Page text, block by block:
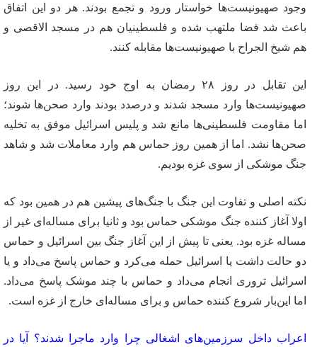
وجود صهیونیست‌ها خواستار ورود و تجمع بودند. هر دو این اتفاق
باعث شد فضا ملتهب شده و فلسطینیان هم در مسجد الاقصی و
هم شیخ الجراح با صهیونیست‌ها مقابله کنند.
این تقابل در روز ۲۸ رمضان به اوج خود رسید. در این روز
صهیونیست‌ها وارد مسجد شدند و درصدد بودند وارد صحن‌ها شوند؛
اما مقاومت فلسطینی‌ها مانع شد و پلیس اسرائیل موفق به تخلیه
صحن‌ها نشد. اما از همین روز حماس هم وارد معاملات شد و شاهد
جنگ موشکی از سوی غزه بودیم.
نکته اصلی و تفاوت این جنگ با جنگ‌های پیشین هم در همین بود که
اولا آغاز کننده جنگ موشکی حماس بود و ثانیا برای مساله‌ای غیر از
مساله غزه بود. یعنی تا پیش از این آغاز جنگ بین اسرائیل و حماس
دو حالت داشت یا اسرائیل حمله می‌کرد و حماس پاسخ می‌داد و یا
اسرائیل تروری انجام می‌داد و حماس با چند موشک پاسخ می‌داد.
اما این‌بار شروع کننده حماس و برای مساله‌ای خارج از غزه است.
اعراب داخل سرزمین‌های اشغالی چرا وارد ماجرا شدند؟ آیا در